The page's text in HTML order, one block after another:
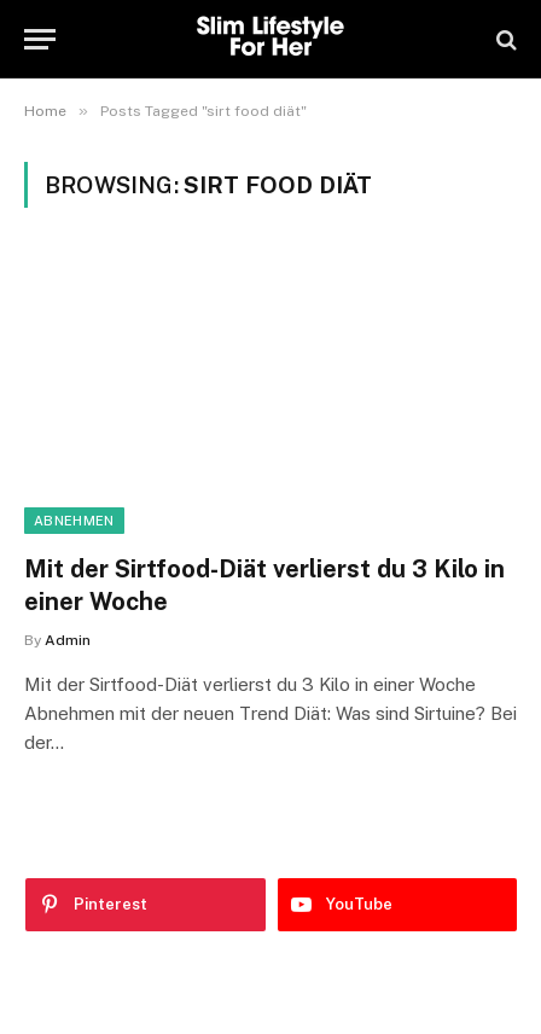
Home » Posts Tagged "sirt food diät"
BROWSING:SIRT FOOD DIÄT
ABNEHMEN
Mit der Sirtfood-Diät verlierst du 3 Kilo in
einer Woche
By Admin
Mit der Sirtfood-Diät verlierst du 3 Kilo in einer Woche
Abnehmen mit der neuen Trend Diät: Was sind Sirtuine? Bei
der…
Pinterest YouTube